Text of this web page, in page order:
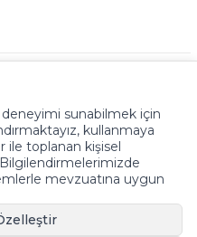
Saklıdır.
deneyimi sunabilmek için
kullanmaya
toplanan kişisel
Bilgilendirmelerimizde
mevzuatına uygun